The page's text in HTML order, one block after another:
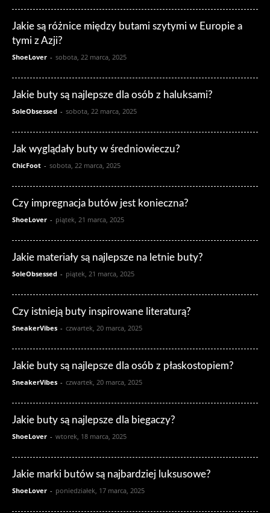
Jakie są różnice między butami szytymi w Europie a
tymi z Azji?
ShoeLover - sobota, 22 marca, 2025
Jakie buty są najlepsze dla osób z haluksami?
SoleObsessed - sobota, 22 marca, 2025
Jak wyglądały buty w średniowieczu?
ChicFoot - sobota, 22 marca, 2025
Czy impregnacja butów jest konieczna?
ShoeLover - piątek, 21 marca, 2025
Jakie materiały są najlepsze na letnie buty?
SoleObsessed - piątek, 21 marca, 2025
Czy istnieją buty inspirowane literaturą?
SneakerVibes - czwartek, 20 marca, 2025
Jakie buty są najlepsze dla osób z płaskostopiem?
SneakerVibes - czwartek, 20 marca, 2025
Jakie buty są najlepsze dla biegaczy?
ShoeLover - wtorek, 18 marca, 2025
Jakie marki butów są najbardziej luksusowe?
ShoeLover - poniedziałek, 17 marca, 2025